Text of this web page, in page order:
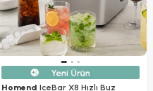
Homend IceBar X8 Hızlı Buz